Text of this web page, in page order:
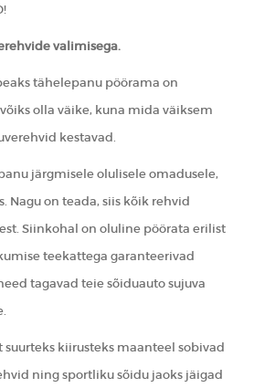
valimisega.
tähelepanu pöörama on
olla väike, kuna mida väiksem
kestavad.
järgmisele olulisele omadusele,
Nagu on teada, siis kõik rehvid
Siinkohal on oluline pöörata erilist
teekattega garanteerivad
tagavad teie sõiduauto sujuva
suurteks kiirusteks maanteel sobivad
ning sportliku sõidu jaoks jäigad